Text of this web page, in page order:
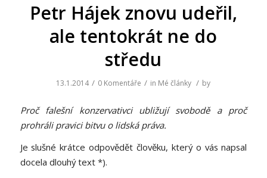
Petr Hájek znovu udeřil,
ale tentokrát ne do
středu
13.1.2014 / 0 Komentáře / in Mé články / by
Proč falešní konzervativci ubližují svobodě a proč
prohráli pravici bitvu o lidská práva.
Je slušné krátce odpovědět člověku, který o vás napsal
docela dlouhý text *).